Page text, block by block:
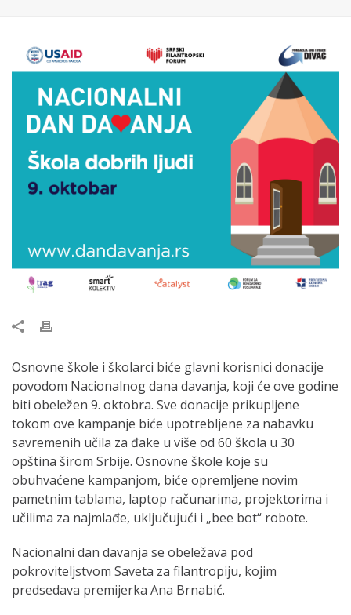
Osnovne škole i školarci biće glavni korisnici donacije
povodom Nacionalnog dana davanja, koji će ove godine
biti obeležen 9. oktobra. Sve donacije prikupljene
tokom ove kampanje biće upotrebljene za nabavku
savremenih učila za đake u više od 60 škola u 30
opština širom Srbije. Osnovne škole koje su
obuhvaćene kampanjom, biće opremljene novim
pametnim tablama, laptop računarima, projektorima i
učilima za najmlađe, uključujući i „bee bot“ robote.
Nacionalni dan davanja se obeležava pod
pokroviteljstvom Saveta za filantropiju, kojim
predsedava premijerka Ana Brnabić.